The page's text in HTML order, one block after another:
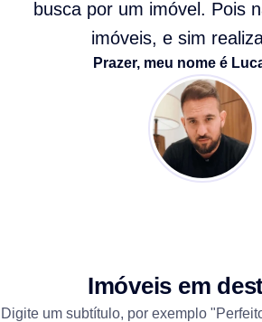
busca por um imóvel. Pois
imóveis, e sim
Prazer, meu nome é
Imóveis em
Digite um subtítulo, por exemplo